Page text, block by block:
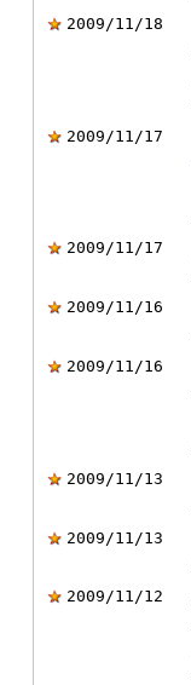
2009/11/18
2009/11/17
2009/11/17
2009/11/16
2009/11/16
2009/11/13
2009/11/13
2009/11/12